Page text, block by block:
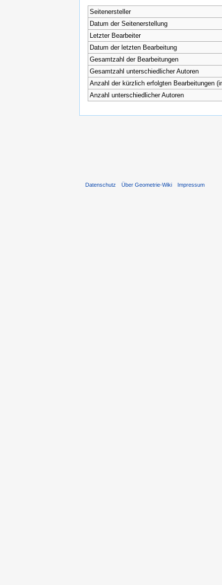
Seitenersteller
Datum der Seitenerstellung
Letzter Bearbeiter
Datum der letzten Bearbeitung
Gesamtzahl der Bearbeitungen
Gesamtzahl unterschiedlicher Autoren
Anzahl der kürzlich erfolgten Bearbeitungen
Anzahl unterschiedlicher Autoren
Datenschutz Über Geometrie-Wiki Impressum